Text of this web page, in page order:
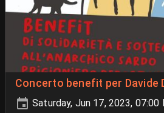
Concerto benefit per Davide
Saturday, Jun 17, 2023,